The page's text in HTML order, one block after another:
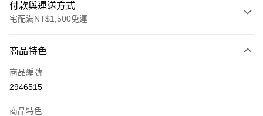
付款與運送方式
宅配滿NT$1,500免運
信用卡一次付款
LINE Pay
商品特色
商品編號
2946515
商品特色